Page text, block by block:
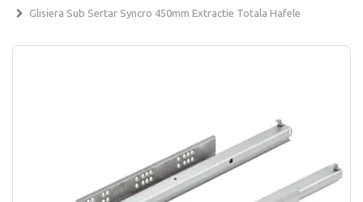
Glisiera Sub Sertar Syncro 450mm Extractie Totala Hafele